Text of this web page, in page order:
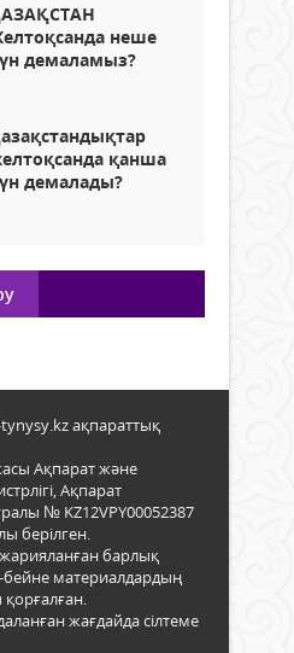
неше
демаламыз?
қанша
демалады?
ақпараттық
Ақпарат және
Ақпарат
№ KZ12VPY00052387
берілген.
барлық
материалдардың
жағдайда сілтеме